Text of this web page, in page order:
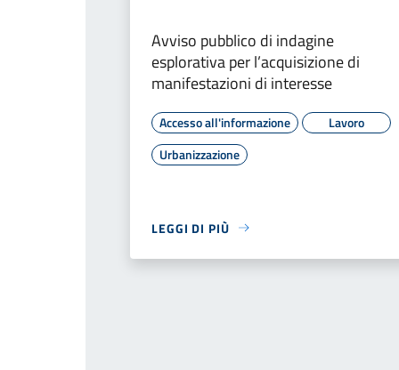
Avviso pubblico di indagine
esplorativa per l’acquisizione di
manifestazioni di interesse
Accesso all'informazione
Lavoro
Urbanizzazione
LEGGI DI PIÙ